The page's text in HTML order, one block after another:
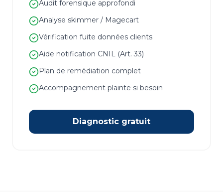
Audit forensique approfondi
Analyse skimmer / Magecart
Vérification fuite données clients
Aide notification CNIL (Art. 33)
Plan de remédiation complet
Accompagnement plainte si besoin
Diagnostic gratuit